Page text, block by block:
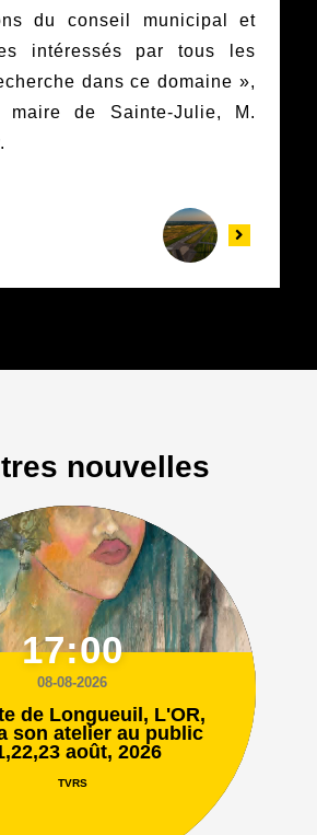
du conseil municipal et
intéressés par tous les
dans ce domaine »,
de Sainte-Julie, M.
nouvelles
17:00
08-08-2026
de Longueuil, L'OR,
son atelier au public
août, 2026
TVRS